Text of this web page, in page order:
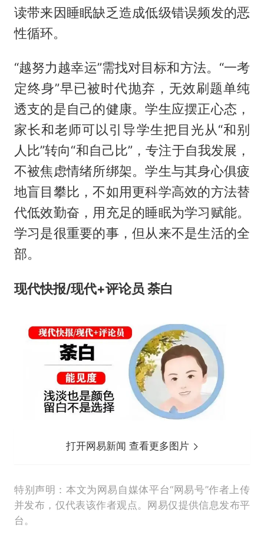
读带来因睡眠缺乏造成低级错误频发的恶
性循环。
“越努力越幸运”需找对目标和方法。“一考
定终身”早已被时代抛弃，无效刷题单纯
透支的是自己的健康。学生应摆正心态，
家长和老师可以引导学生把目光从“和别
人比”转向“和自己比”，专注于自我发展，
不被焦虑情绪所绑架。学生与其身心俱疲
地盲目攀比，不如用更科学高效的方法替
代低效勤奋，用充足的睡眠为学习赋能。
学习是很重要的事，但从来不是生活的全
部。
现代快报/现代+评论员 荼白
打开网易新闻 查看更多图片
特别声明：本文为网易自媒体平台“网易号”作者上传
并发布，仅代表该作者观点。网易仅提供信息发布平
台。